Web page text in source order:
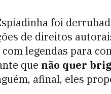
foi
de direitos
legendas para
que não quer
afinal, eles